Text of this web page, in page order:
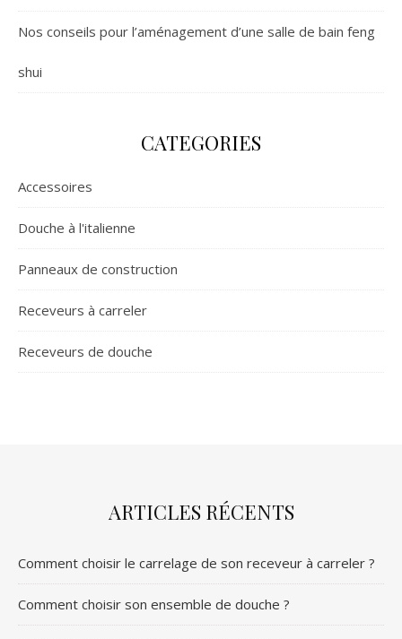
Nos conseils pour l’aménagement d’une salle de bain feng
shui
CATEGORIES
Accessoires
Douche à l'italienne
Panneaux de construction
Receveurs à carreler
Receveurs de douche
ARTICLES RÉCENTS
Comment choisir le carrelage de son receveur à carreler ?
Comment choisir son ensemble de douche ?